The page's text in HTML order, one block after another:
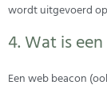
wordt uitgevoerd
4. Wat is
Een web beacon